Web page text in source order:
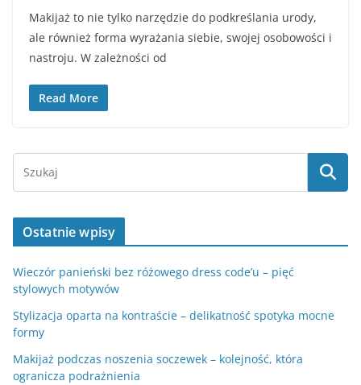
Makijaż to nie tylko narzędzie do podkreślania urody,
ale również forma wyrażania siebie, swojej osobowości i
nastroju. W zależności od
Read More
Ostatnie wpisy
Wieczór panieński bez różowego dress code’u – pięć
stylowych motywów
Stylizacja oparta na kontraście – delikatność spotyka mocne
formy
Makijaż podczas noszenia soczewek – kolejność, która
ogranicza podrażnienia